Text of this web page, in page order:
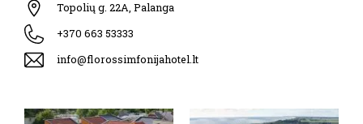
Topolių g. 22A, Palanga
+370 663 53333
info@florossimfonijahotel.lt